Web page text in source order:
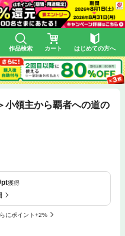
作品検索 カート はじめての方へ
小領主から覇者への道の
pt獲得
にポイント+2%